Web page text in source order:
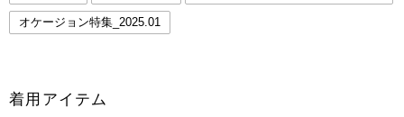
オケージョン特集_2025.01
着用アイテム